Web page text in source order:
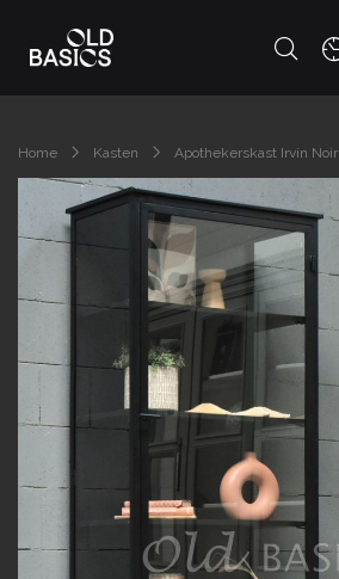
Home Kasten Apothekerskast Irvin Noir